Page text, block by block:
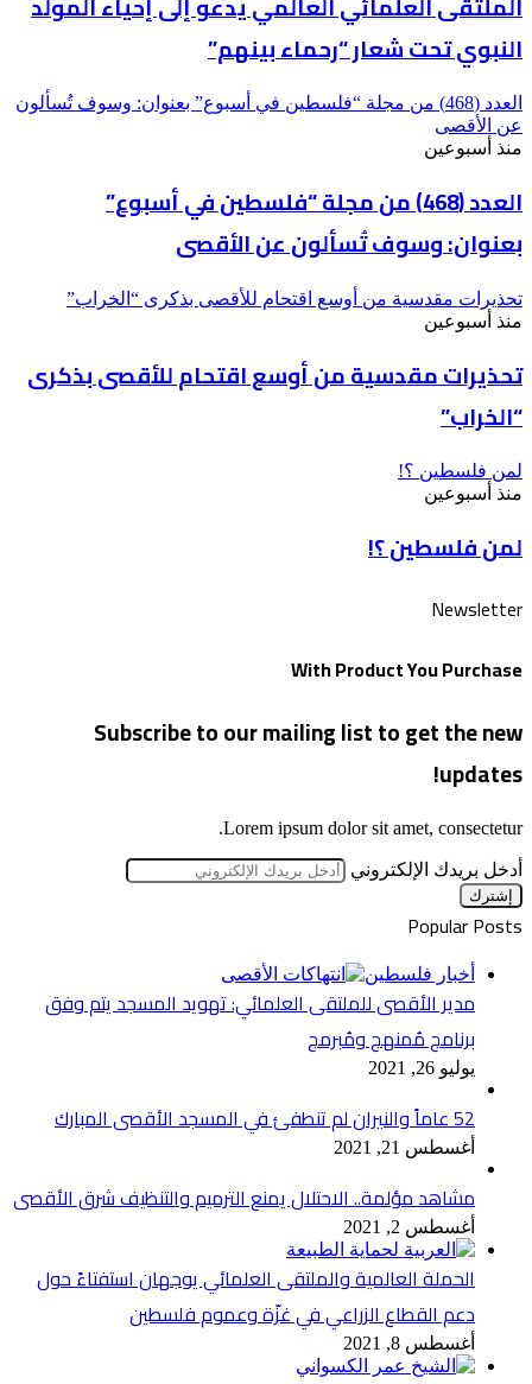
النبوي تحت شعار “رحماء بينهم”
العدد (468) من مجلة “فلسطين في أسبوع” بعنوان: وسوف تُسألون
عن الأقصى
منذ أسبوعين
العدد (468) من مجلة “فلسطين في أسبوع”
بعنوان: وسوف تُسألون عن الأقصى
تحذيرات مقدسية من أوسع اقتحام للأقصى بذكرى “الخراب”
منذ أسبوعين
تحذيرات مقدسية من أوسع اقتحام للأقصى بذكرى
“الخراب”
لمن فلسطين ؟!
منذ أسبوعين
لمن فلسطين ؟!
Newsletter
With Product You Purchase
Subscribe to our mailing list to get the new
updates!
Lorem ipsum dolor sit amet, consectetur.
أدخل بريدك الإلكتروني
Popular Posts
أخبار فلسطين
مدير الأقصى للملتقى العلمائي: تهويد المسجد يتم وفق
برنامج مُمنهج ومُبرمج
يوليو 26, 2021
52 عاماً والنيران لم تنطفئ في المسجد الأقصى المبارك
أغسطس 21, 2021
مشاهد مؤلمة.. الاحتلال يمنع الترميم والتنظيف شرق الأقصى
أغسطس 2, 2021
الحملة العالمية والملتقى العلمائي يوجهان استفتاءً حول
دعم القطاع الزراعي في غزّة وعموم فلسطين
أغسطس 8, 2021